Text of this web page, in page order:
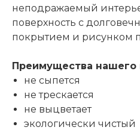
неподражаемый
поверхность с
покрытием и рисунком
Преимущества нашего
не сыпется
не трескается
не выцветает
экологически чистый